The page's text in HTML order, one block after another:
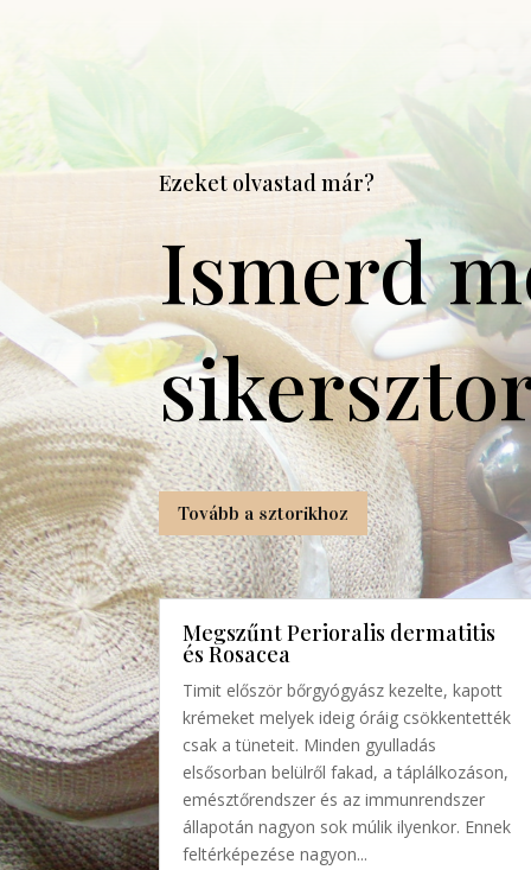
Ezeket olvastad már?
Ismerd
Tovább a sztorikhoz
Megszűnt Perioralis dermatitis
és Rosacea
Timit először bőrgyógyász kezelte, kapott
krémeket melyek ideig óráig csökkentették
csak a tüneteit. Minden gyulladás
elsősorban belülről fakad, a táplálkozáson,
emésztőrendszer és az immunrendszer
állapotán nagyon sok múlik ilyenkor. Ennek
feltérképezése nagyon...